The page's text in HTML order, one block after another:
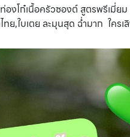
องโก๋เนื้อครัวซองต์ สูตรพรีเมี่ย
ย,ใบเตย ละมุนสุด ฉ่ำมาก ใคร